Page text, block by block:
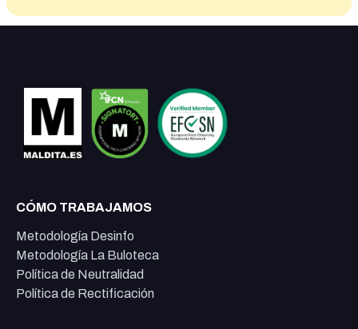
CÓMO TRABAJAMOS
Metodología Desinfo
Metodología La Buloteca
Política de Neutralidad
Política de Rectificación